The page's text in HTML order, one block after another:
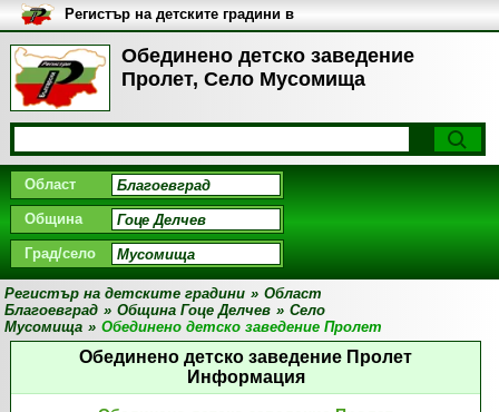
Обединено детско заведение
Пролет, Село Мусомища
Регистър на детските градини в
България
Област
Община
Град/село
Регистър на детските градини » Област
Благоевград » Община Гоце Делчев » Село
Мусомища » Обединено детско заведение Пролет
Обединено детско заведение Пролет
Информация